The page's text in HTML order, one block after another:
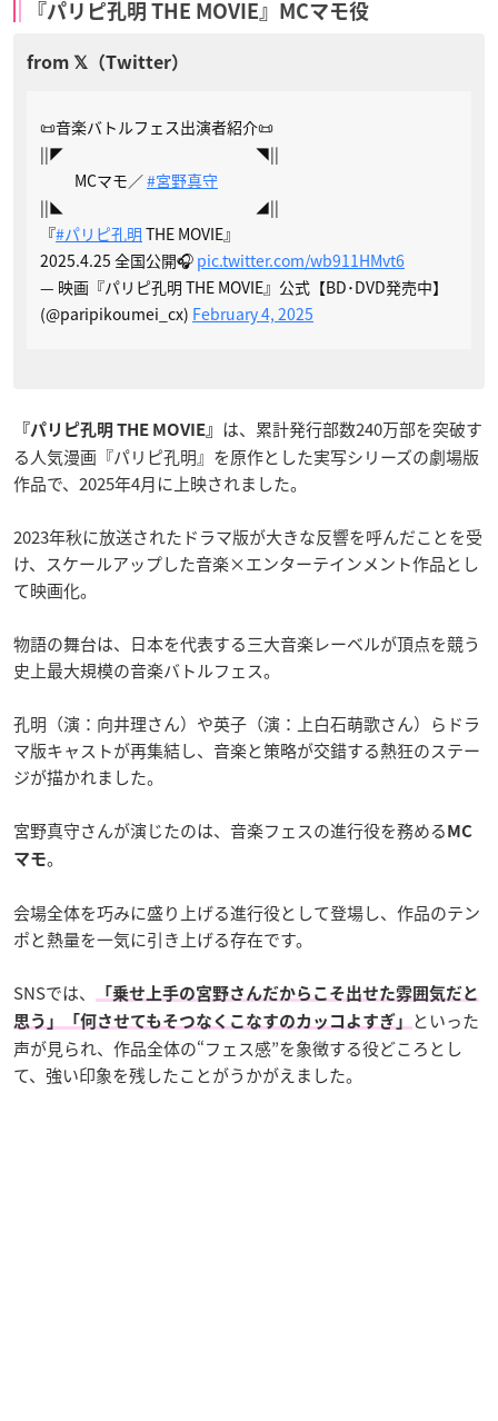
『パリピ孔明 THE MOVIE』MCマモ役
📜音楽バトルフェス出演者紹介📜
||◤ ◥||
MCマモ／#宮野真守
||◣ ◢||
『#パリピ孔明 THE MOVIE』
2025.4.25 全国公開🎧 pic.twitter.com/wb911HMvt6
— 映画『パリピ孔明 THE MOVIE』公式【BD･DVD発売中】
(@paripikoumei_cx) February 4, 2025
『パリピ孔明 THE MOVIE』 は、累計発行部数240万部を突破す
る人気漫画『パリピ孔明』を原作とした実写シリーズの劇場版
作品で、2025年4月に上映されました。
2023年秋に放送されたドラマ版が大きな反響を呼んだことを受
け、スケールアップした音楽×エンターテインメント作品とし
て映画化。
物語の舞台は、日本を代表する三大音楽レーベルが頂点を競う
史上最大規模の音楽バトルフェス。
孔明（演：向井理さん）や英子（演：上白石萌歌さん）らドラ
マ版キャストが再集結し、音楽と策略が交錯する熱狂のステー
ジが描かれました。
宮野真守さんが演じたのは、音楽フェスの進行役を務める MC
マモ。
会場全体を巧みに盛り上げる進行役として登場し、作品のテン
ポと熱量を一気に引き上げる存在です。
SNSでは、
「乗せ上手の宮野さんだからこそ出せた雰囲気だと
思う」「何させてもそつなくこなすのカッコよすぎ」
といった
声が見られ、作品全体の“フェス感”を象徴する役どころとし
て、強い印象を残したことがうかがえました。